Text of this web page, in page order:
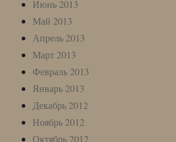
Июнь 2013
Май 2013
Апрель 2013
Март 2013
Февраль 2013
Январь 2013
Декабрь 2012
Ноябрь 2012
Октябрь 2012